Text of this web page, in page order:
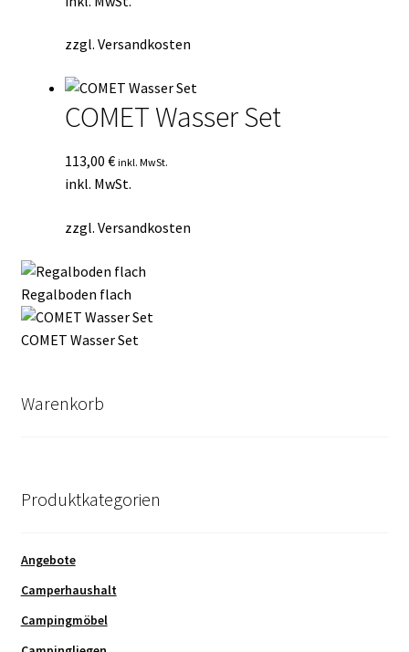
zzgl. Versandkosten
COMET Wasser Set
113,00 € inkl. MwSt.
inkl. MwSt.
zzgl. Versandkosten
Regalboden flach
COMET Wasser Set
Warenkorb
Produktkategorien
Angebote
Camperhaushalt
Campingmöbel